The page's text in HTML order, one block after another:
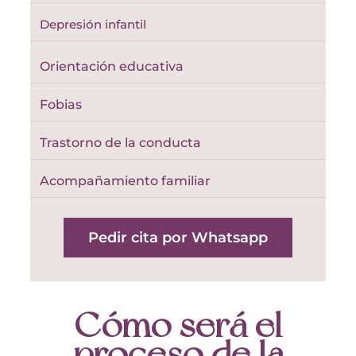
Depresión infantil
Orientación educativa
Fobias
Trastorno de la conducta
Acompañamiento familiar
Pedir cita por Whatsapp
Cómo será el